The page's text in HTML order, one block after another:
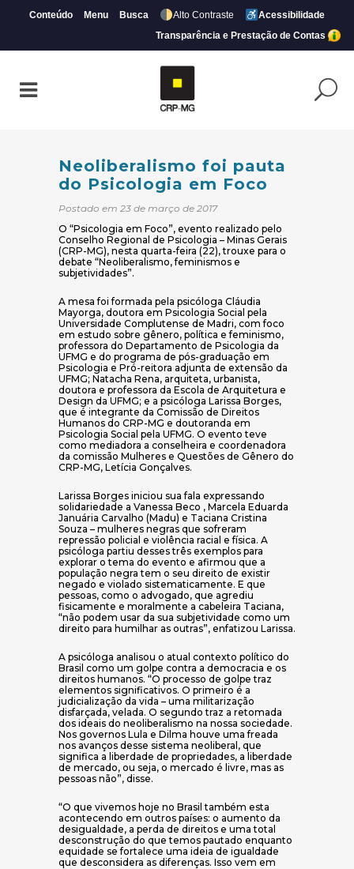
Conteúdo Menu Busca Alto Contraste
Acessibilidade
Transparência e Prestação de Contas
Neoliberalismo foi pauta
do Psicologia em Foco
Postado em 23 de março de 2017
O “Psicologia em Foco”, evento realizado pelo
Conselho Regional de Psicologia – Minas Gerais
(CRP-MG), nesta quarta-feira (22), trouxe para o
debate “Neoliberalismo, feminismos e
subjetividades”.
A mesa foi formada pela psicóloga Cláudia
Mayorga, doutora em Psicologia Social pela
Universidade Complutense de Madri, com foco
em estudo sobre gênero, política e feminismo,
professora do Departamento de Psicologia da
UFMG e do programa de pós-graduação em
Psicologia e Pró-reitora adjunta de extensão da
UFMG; Natacha Rena, arquiteta, urbanista,
doutora e professora da Escola de Arquitetura e
Design da UFMG; e a psicóloga Larissa Borges,
que é integrante da Comissão de Direitos
Humanos do CRP-MG e doutoranda em
Psicologia Social pela UFMG. O evento teve
como mediadora a conselheira e coordenadora
da comissão Mulheres e Questões de Gênero do
CRP-MG, Letícia Gonçalves.
Larissa Borges iniciou sua fala expressando
solidariedade a Vanessa Beco , Marcela Eduarda
Januária Carvalho (Madu) e Taciana Cristina
Souza – mulheres negras que sofreram
repressão policial e violência racial e física. A
psicóloga partiu desses três exemplos para
explorar o tema do evento e afirmou que a
população negra tem o seu direito de existir
negado e violado sistematicamente. E que
pessoas, como o advogado, que agrediu
fisicamente e moralmente a cabeleira Taciana,
“não podem usar da sua subjetividade como um
direito para humilhar as outras”, enfatizou Larissa.
A psicóloga analisou o atual contexto político do
Brasil como um golpe contra a democracia e os
direitos humanos. “O processo de golpe traz
elementos significativos. O primeiro é a
judicialização da vida – uma militarização
disfarçada, velada. O segundo traz a retomada
dos ideais do neoliberalismo na nossa sociedade.
Nos governos Lula e Dilma houve uma freada
nos avanços desse sistema neoliberal, que
significa a liberdade de propriedades, a liberdade
de mercado, ou seja, o mercado é livre, mas as
pessoas não”, disse.
“O que vivemos hoje no Brasil também esta
acontecendo em outros países: o aumento da
desigualdade, a perda de direitos e uma total
desconstrução do que temos pautado enquanto
equidade se fortalece uma ideia de igualdade
que desconsidera as diferenças. Isso vem em